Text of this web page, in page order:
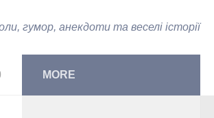
гумор, анекдоти та веселі історії
MORE